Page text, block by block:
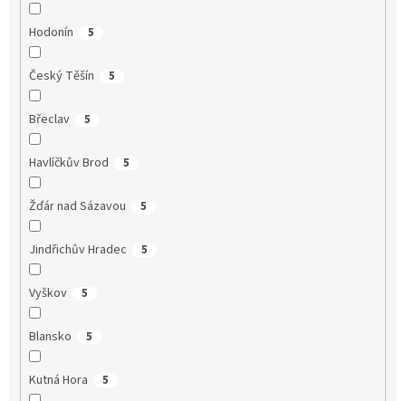
Hodonín 5
Český Těšín 5
Břeclav 5
Havlíčkův Brod 5
Žďár nad Sázavou 5
Jindřichův Hradec 5
Vyškov 5
Blansko 5
Kutná Hora 5